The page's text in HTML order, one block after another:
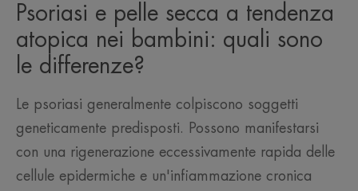
Psoriasi e pelle secca a tendenza
atopica nei bambini: quali sono
le differenze?
Le psoriasi generalmente colpiscono soggetti
geneticamente predisposti. Possono manifestarsi
con una rigenerazione eccessivamente rapida delle
cellule epidermiche e un'infiammazione cronica